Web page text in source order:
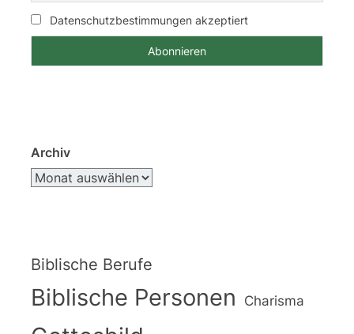
Datenschutzbestimmungen akzeptiert
Archiv
Biblische Berufe
Biblische Personen Charisma